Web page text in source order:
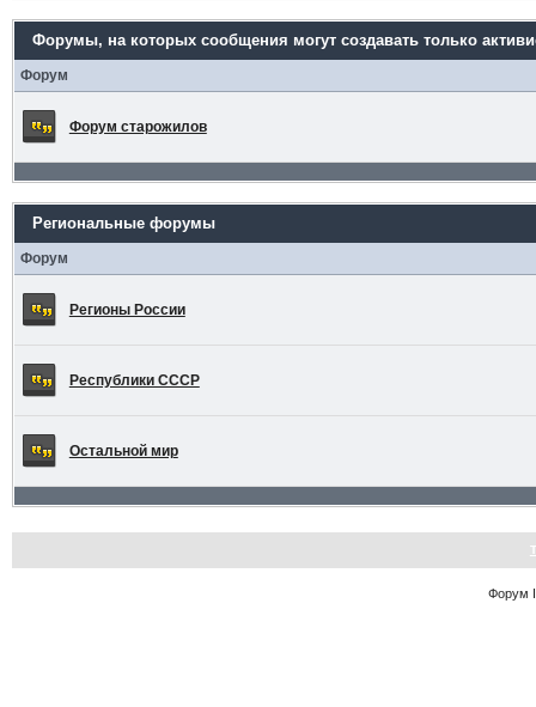
Форумы, на которых сообщения могут создавать только
Форум
Форум старожилов
Региональные форумы
Форум
Регионы России
Республики СССР
Остальной мир
Форум